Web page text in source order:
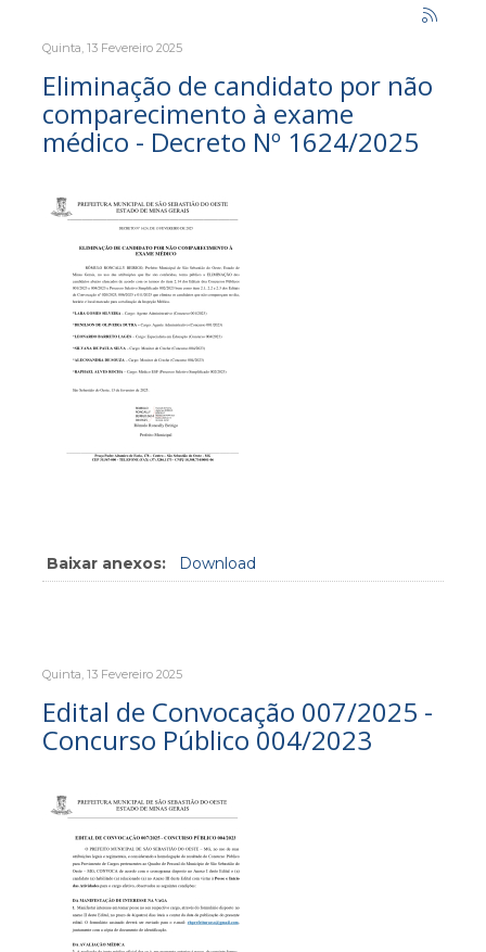
Quinta, 13 Fevereiro 2025
Eliminação de candidato por não
comparecimento à exame
médico - Decreto Nº 1624/2025
Baixar anexos: Download
Quinta, 13 Fevereiro 2025
Edital de Convocação 007/2025 -
Concurso Público 004/2023